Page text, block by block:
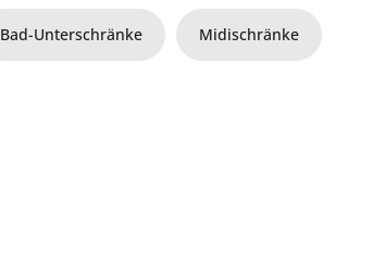
Bad-Unterschränke Midischränke